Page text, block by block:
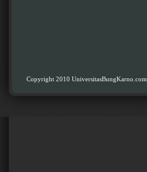
Copyright 2010 UniversitasBungKarno.com